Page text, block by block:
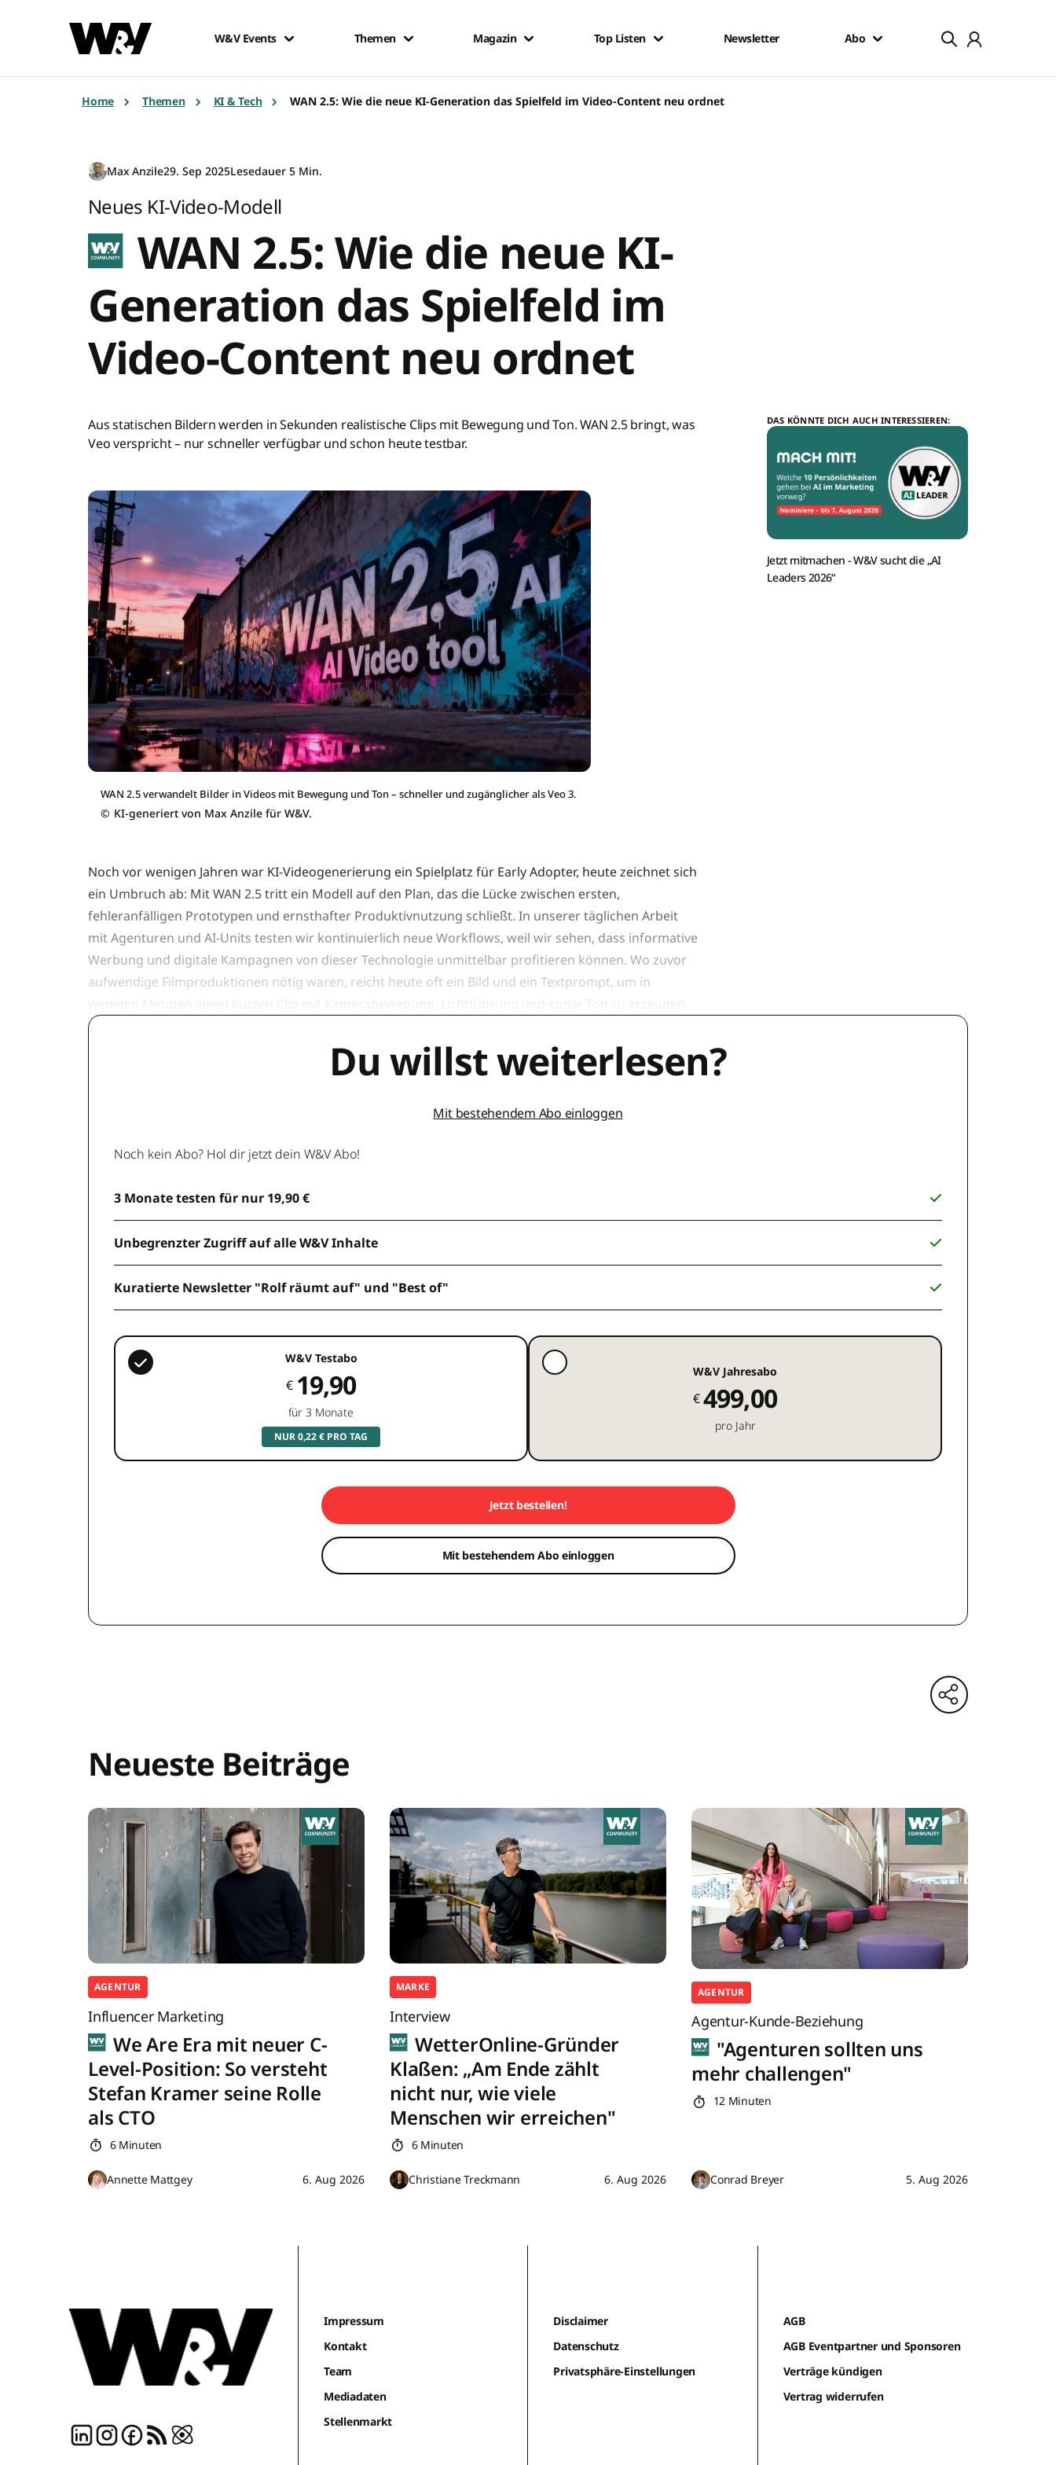
W&V Events Themen Magazin Top Listen Newsletter Abo
Home Themen KI & Tech WAN 2.5: Wie die neue KI-Generation das Spielfeld im Video-Content neu ordnet
Max Anzile29. Sep 2025Lesedauer 5 Min.
Neues KI-Video-Modell
WAN 2.5: Wie die neue KI-
Generation das Spielfeld im
Video-Content neu ordnet
Aus statischen Bildern werden in Sekunden realistische Clips mit Bewegung und Ton. WAN 2.5 bringt, was
Veo verspricht – nur schneller verfügbar und schon heute testbar.
WAN 2.5 verwandelt Bilder in Videos mit Bewegung und Ton – schneller und zugänglicher als Veo 3.
© KI-generiert von Max Anzile für W&V.
Noch vor wenigen Jahren war KI-Videogenerierung ein Spielplatz für Early Adopter, heute zeichnet sich
ein Umbruch ab: Mit WAN 2.5 tritt ein Modell auf den Plan, das die Lücke zwischen ersten,
fehleranfälligen Prototypen und ernsthafter Produktivnutzung schließt. In unserer täglichen Arbeit
mit Agenturen und AI-Units testen wir kontinuierlich neue Workflows, weil wir sehen, dass informative
Werbung und digitale Kampagnen von dieser Technologie unmittelbar profitieren können. Wo zuvor
aufwendige Filmproduktionen nötig waren, reicht heute oft ein Bild und ein Textprompt, um in
DAS KÖNNTE DICH AUCH INTERESSIEREN:
Jetzt mitmachen -W&V sucht die „AI
Leaders 2026“
Du willst weiterlesen?
Mit bestehendem Abo einloggen
Noch kein Abo? Hol dir jetzt dein W&V Abo!
3 Monate testen für nur 19,90 €
Unbegrenzter Zugriff auf alle W&V Inhalte
Kuratierte Newsletter "Rolf räumt auf" und "Best of"
W&V Testabo
€ 19,90
für 3 Monate
NUR 0,22 € PRO TAG
W&V Jahresabo
€499,00
pro Jahr
Jetzt bestellen!
Mit bestehendem Abo einloggen
Neueste Beiträge
AGENTUR
Influencer Marketing
We Are Era mit neuer C-
Level-Position: So versteht
Stefan Kramer seine Rolle
als CTO
6 Minuten
Annette Mattgey 6. Aug 2026
MARKE
Interview
WetterOnline-Gründer
Klaßen: „Am Ende zählt
nicht nur, wie viele
Menschen wir erreichen"
6 Minuten
Christiane Treckmann 6. Aug 2026
AGENTUR
Agentur-Kunde-Beziehung
"Agenturen sollten uns
mehr challengen"
12 Minuten
Conrad Breyer 5. Aug 2026
Impressum
Kontakt
Team
Mediadaten
Stellenmarkt
Disclaimer
Datenschutz
Privatsphäre-Einstellungen
AGB
AGB Eventpartner und Sponsoren
Verträge kündigen
Vertrag widerrufen